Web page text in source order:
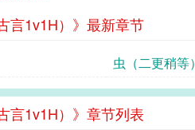
言1v1H）》最新章节
虫（二更稍等）
言1v1H）》章节列表